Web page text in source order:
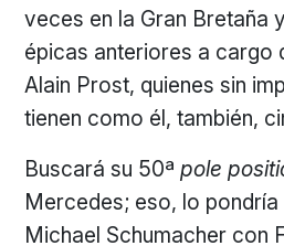
veces en la Gran Bretaña
épicas anteriores a cargo
Alain Prost, quienes sin
tienen como él, también,
Buscará su 50ªpole
Mercedes; eso, lo
Michael Schumacher con